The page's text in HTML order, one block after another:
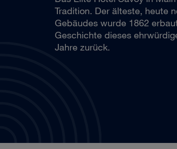
Tradition. Der älteste, heute
Gebäudes wurde 1862
Geschichte dieses
Jahre zurück.